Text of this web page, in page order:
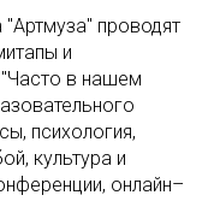
проводят
и
"Часто в нашем
психология,
культура и
онлайн–